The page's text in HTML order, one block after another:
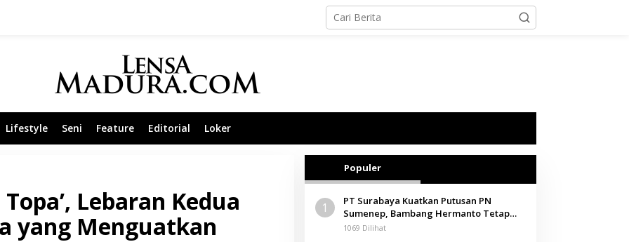
Lifestyle Seni Feature Editorial Loker
Lebaran Kedua
yang Menguatkan
Populer
1
PT Surabaya Kuatkan Putusan PN
Sumenep, Bambang Hermanto Tetap
Dinyatakan Pemilik Sah Tanah di
1069 Dilihat